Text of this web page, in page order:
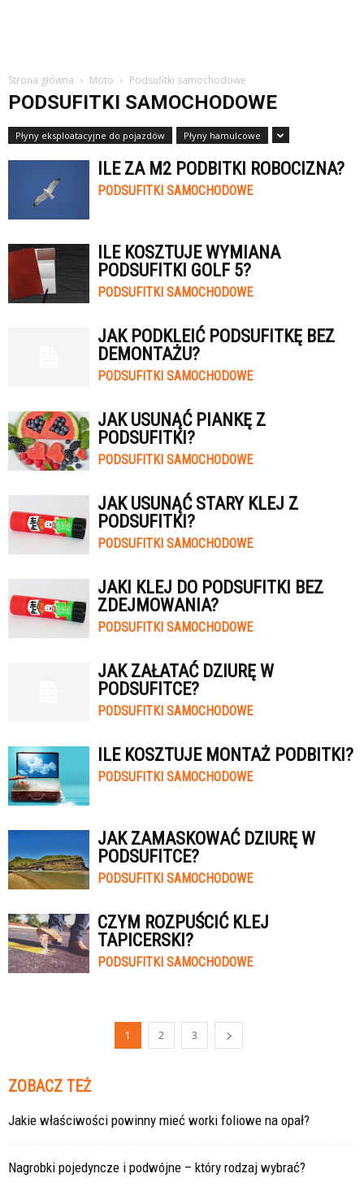
Strona główna Moto Podsufitki samochodowe
PODSUFITKI SAMOCHODOWE
Płyny eksploatacyjne do pojazdów Płyny hamulcowe
ILE ZA M2 PODBITKI ROBOCIZNA?
PODSUFITKI SAMOCHODOWE
ILE KOSZTUJE WYMIANA
PODSUFITKI GOLF 5?
PODSUFITKI SAMOCHODOWE
JAK PODKLEIĆ PODSUFITKĘ BEZ
DEMONTAŻU?
PODSUFITKI SAMOCHODOWE
JAK USUNĄĆ PIANKĘ Z
PODSUFITKI?
PODSUFITKI SAMOCHODOWE
JAK USUNĄĆ STARY KLEJ Z
PODSUFITKI?
PODSUFITKI SAMOCHODOWE
JAKI KLEJ DO PODSUFITKI BEZ
ZDEJMOWANIA?
PODSUFITKI SAMOCHODOWE
JAK ZAŁATAĆ DZIURĘ W
PODSUFITCE?
PODSUFITKI SAMOCHODOWE
ILE KOSZTUJE MONTAŻ PODBITKI?
PODSUFITKI SAMOCHODOWE
JAK ZAMASKOWAĆ DZIURĘ W
PODSUFITCE?
PODSUFITKI SAMOCHODOWE
CZYM ROZPUŚCIĆ KLEJ
TAPICERSKI?
PODSUFITKI SAMOCHODOWE
1 2 3
ZOBACZ TEŻ
Jakie właściwości powinny mieć worki foliowe na opał?
Nagrobki pojedyncze i podwójne – który rodzaj wybrać?